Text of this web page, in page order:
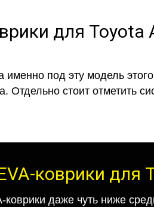
под эту модель
Отдельно стоит отметить
коврики для
даже чуть ниже